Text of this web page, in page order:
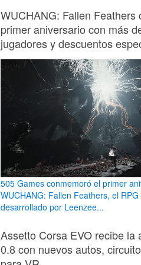
WUCHANG: Fallen Feathers
primer aniversario con más
jugadores y descuentos
505 Games conmemoró el primer
WUCHANG: Fallen Feathers, el
desarrollado por Leenzee...
Assetto Corsa EVO recibe la
0.8 con nuevos autos,